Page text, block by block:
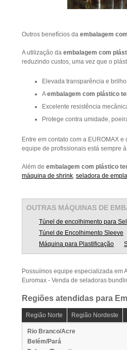
Outros benefícios da embalagem
A utilização da embalagem com
reduzindo custos, uma vez que o
Elevada transparência e
Aembalagem com plástico
Excelente resistência
Protege contra umidade,
Entre em contato com a EUROMAX
equipe de profissionais está sempre
Além de embalagem com plástico
máquina de shrink, seladora de
OUTRAS MÁQUINAS DE
Túnel de encolhimento para
Túnel de Encolhimento Sleeve
Máquina para Plastificação
Possuímos equipe especializada em
Euromax - Venda de seladoras
Regiões atendidas para
Região Norte Região Nordeste
Rio Branco/Acre
Belém/Pará